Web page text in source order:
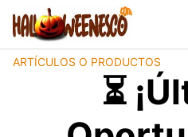
content
ARTÍCULOS O PRODUCTOS
⏳